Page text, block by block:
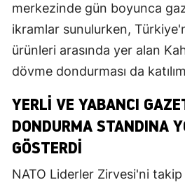
merkezinde gün boyunca
ikramlar sunulurken,
ürünleri arasında yer alan
dövme dondurması da
YERLI VE YABANCI
DONDURMA STANDINA
GÖSTERDI
NATO Liderler Zirvesi'ni